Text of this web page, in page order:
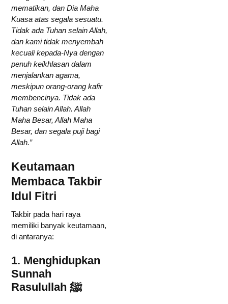
mematikan, dan Dia Maha
Kuasa atas segala sesuatu.
Tidak ada Tuhan selain Allah,
dan kami tidak menyembah
kecuali kepada-Nya dengan
penuh keikhlasan dalam
menjalankan agama,
meskipun orang-orang kafir
membencinya. Tidak ada
Tuhan selain Allah. Allah
Maha Besar, Allah Maha
Besar, dan segala puji bagi
Allah.”
Keutamaan
Membaca Takbir
Idul Fitri
Takbir pada hari raya
memiliki banyak keutamaan,
di antaranya:
1. Menghidupkan
Sunnah
Rasulullah ﷺ